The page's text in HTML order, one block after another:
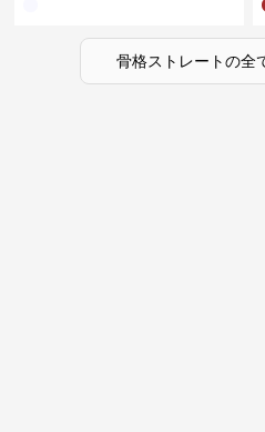
骨格ストレートの全